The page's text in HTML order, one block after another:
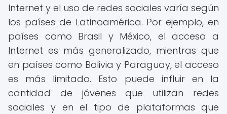
Internet y el uso de redes sociales varía según
los países de Latinoamérica. Por ejemplo, en
países como Brasil y México, el acceso a
Internet es más generalizado, mientras que
en países como Bolivia y Paraguay, el acceso
es más limitado. Esto puede influir en la
cantidad de jóvenes que utilizan redes
sociales y en el tipo de plataformas que